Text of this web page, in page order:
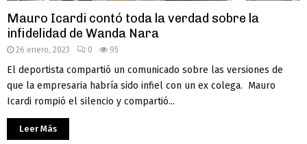
Mauro Icardi contó toda la verdad sobre la
infidelidad de Wanda Nara
26 enero, 2023 0 95
El deportista compartió un comunicado sobre las versiones de
que la empresaria habría sido infiel con un ex colega. Mauro
Icardi rompió el silencio y compartió...
Leer Más